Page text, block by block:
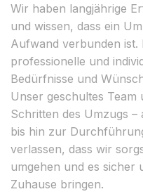
Wir haben langjährige
und wissen, dass ein
Aufwand verbunden ist.
professionelle und
Bedürfnisse und
Unser geschultes
Schritten des Umzugs
bis hin zur
verlassen, dass wir
umgehen und es sicher
Zuhause bringen.